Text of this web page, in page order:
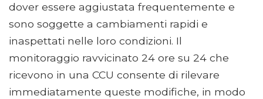
dover essere aggiustata frequentemente e
sono soggette a cambiamenti rapidi e
inaspettati nelle loro condizioni. Il
monitoraggio ravvicinato 24 ore su 24 che
ricevono in una CCU consente di rilevare
immediatamente queste modifiche, in modo